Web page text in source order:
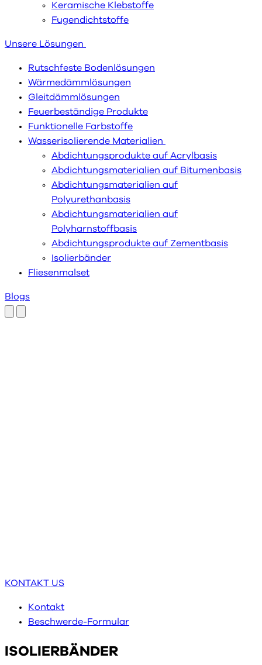
Keramische Klebstoffe
Fugendichtstoffe
Unsere Lösungen
Rutschfeste Bodenlösungen
Wärmedämmlösungen
Gleitdämmlösungen
Feuerbeständige Produkte
Funktionelle Farbstoffe
Wasserisolierende Materialien
Abdichtungsprodukte auf Acrylbasis
Abdichtungsmaterialien auf Bitumenbasis
Abdichtungsmaterialien auf
Polyurethanbasis
Abdichtungsmaterialien auf
Polyharnstoffbasis
Abdichtungsprodukte auf Zementbasis
Isolierbänder
Fliesenmalset
Blogs
KONTAKT US
Kontakt
Beschwerde-Formular
ISOLIERBÄNDER